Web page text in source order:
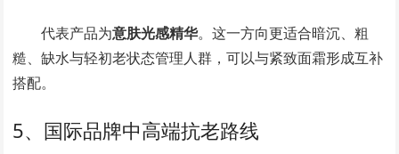
代表产品为意肤光感精华。这一方向更适合暗沉、粗
糙、缺水与轻初老状态管理人群，可以与紧致面霜形成互补
搭配。
5、国际品牌中高端抗老路线